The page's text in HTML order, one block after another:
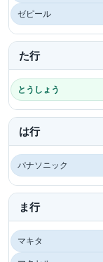
ゼピール
た行
とうしょう
は行
パナソニック
ま行
マキタ